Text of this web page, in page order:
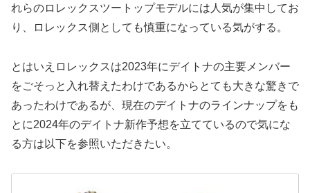
れらのロレックスツートップモデルには人気が集中してお
り、ロレックス側としても慎重になっている気がする。
とはいえロレックスは2023年にデイトナの主要メンバー
をごそっと入れ替えたわけであるからとても大きな驚きで
あったわけであるが、現在のデイトナのラインナップをも
とに2024年のデイトナ新作予想を立てているので気にな
る方は以下を参照いただきたい。